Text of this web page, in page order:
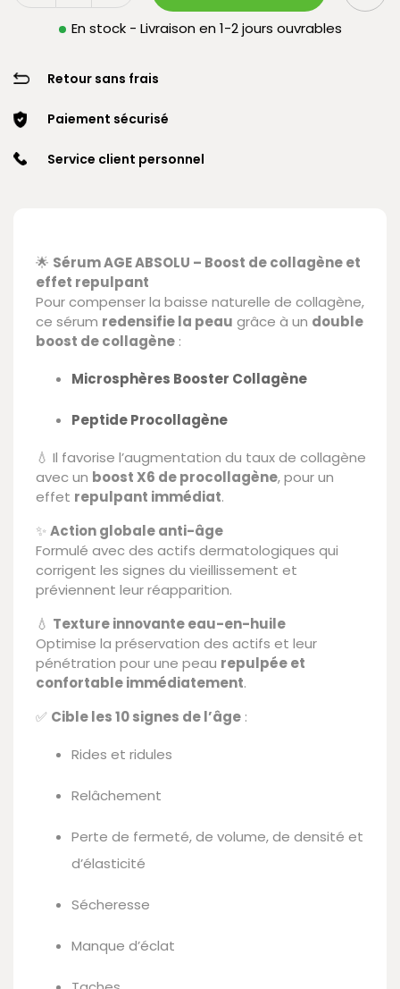
En stock - Livraison en 1-2 jours ouvrables
Retour sans frais
Paiement sécurisé
Service client personnel
🌟 Sérum AGE ABSOLU – Boost de collagène et
effet repulpant
Pour compenser la baisse naturelle de collagène,
ce sérum redensifie la peau grâce à un double
boost de collagène :
Microsphères Booster Collagène
Peptide Procollagène
💧 Il favorise l’augmentation du taux de collagène
avec un boost X6 de procollagène, pour un
effet repulpant immédiat.
✨Action globale anti-âge
Formulé avec des actifs dermatologiques qui
corrigent les signes du vieillissement et
préviennent leur réapparition.
💧 Texture innovante eau-en-huile
Optimise la préservation des actifs et leur
pénétration pour une peau repulpée et
confortable immédiatement.
✅ Cible les 10 signes de l’âge :
Rides et ridules
Relâchement
Perte de fermeté, de volume, de densité et
d’élasticité
Sécheresse
Manque d’éclat